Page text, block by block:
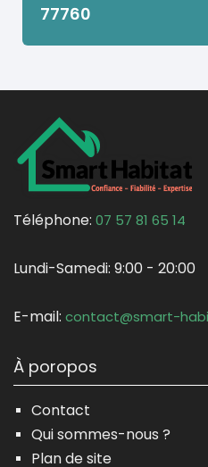
77760
Téléphone: 07 57 81 65 14
Lundi-Samedi: 9:00 - 20:00
E-mail: contact@smart-
À poropos
Contact
Qui sommes-nous ?
Plan de site